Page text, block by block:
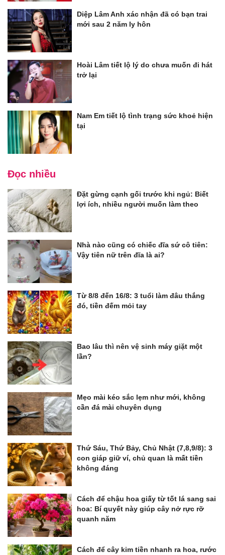
Diệp Lâm Anh xác nhận đã có bạn trai
mới sau 2 năm ly hôn
Hoài Lâm tiết lộ lý do chưa muốn đi hát
trở lại
Nam Em tiết lộ tình trạng sức khoẻ hiện
tại
Đọc nhiều
Đặt gừng cạnh gối trước khi ngủ: Biết
lợi ích, nhiều người muốn làm theo
Nhà nào cũng có chiếc đĩa sứ cô tiên:
Vậy tiên nữ trên đĩa là ai?
Từ 8/8 đến 16/8: 3 tuổi làm đâu thắng
đó, tiền đếm mỏi tay
Bao lâu thì nên vệ sinh máy giặt một
lần?
Mẹo mài kéo sắc lẹm như mới, không
cần đá mài chuyên dụng
Thứ Sáu, Thứ Bảy, Chủ Nhật (7,8,9/8): 3
con giáp giữ ví, chủ quan là mất tiền
không đáng
Cách để chậu hoa giấy từ tốt lá sang sai
hoa: Bí quyết này giúp cây nở rực rỡ
quanh năm
Cách để cây kim tiền nhanh ra hoa, rước